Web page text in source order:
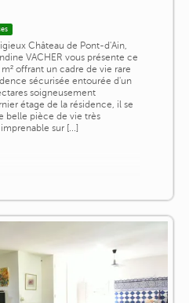
Château de Pont-d'Ain,
VACHER vous présente ce
offrant un cadre de vie rare
sécurisée entourée d'un
soigneusement
étage de la résidence, il se
belle pièce de vie très
sur [...]